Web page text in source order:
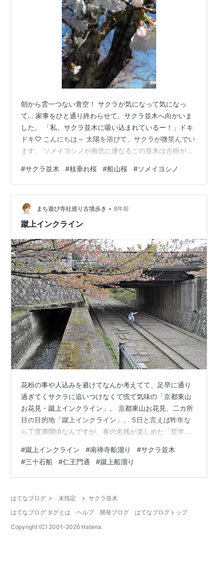
朝から雲一つない青空！ サクラが気になって気になっ
て… 家事をひと通り終わらせて、サクラ並木へ向かいま
した。 「私、サクラ並木に吸い込まれているー！」ドキ
ドキ♡ こんにちは～ 太陽を浴びて、サクラが微笑んでい
ます。 ソメイヨシノが南北に連なるこの並木は古樹が多
うな感じです。個人的に好きな木の幹がコチラです。 こ
こで何度も花見をしてきたなぁ～ 夕食を持参したことも
あったっけ(*^^*) 並木の中に枝垂れ桜が１本あり、紅色
が濃くて可憐でした。思いっきりアップ。 そして船山桜
がひときわ美しいっっっ 我が家の今春は、娘と息子の環
#サクラ並木 #枝垂れ桜 #船山桜 #ソメイヨシノ
まち遊び寺社巡り古墳歩き • 8年前
蹴上インクライン
花粉の事や人込みを避けてなんか考えてて、足早に通り
過ぎてくサクラに追いつけなくて慌て気味の「京都東山
お花見・蹴上インクライン」。 京都東山お花見、二カ所
目の目的地「蹴上インクライン」。 5日と言えば昨年な
ら丁度満開頃なんですが、春の名残が楽しめた「哲学の
花弁はすっかり落ち、葉サクラ寸前のサクラ並木が続い
ています。 と云う事で蹴上インクライン見物、線路の残
された砂利道を歩きます。 蹴上インクラインは、南禅寺
傾斜鉄道。 全長640m,敷地幅22m,勾配15分1の線路、
1891年から1948年まで運行…
#蹴上インクライン #南禅寺船溜り #サクラ並木
#三十石船 #仁王門通 #蹴上船溜り
はてなブログ > 未指定 > サクラ並木
はてなブログ タグとは
ヘルプ 開発ブログ
はてなブログトップ
Copyright (C) 2001-2026 Hatena.